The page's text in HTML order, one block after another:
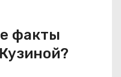
факты